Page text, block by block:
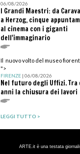
06/08/2026
I Grandi Maestri: da
a Herzog, cinque
al cinema con i giganti
dell'immaginario
Il nuovo volto del museo
">
FIRENZE| 06/08/2026
Nel futuro degli Uffizi. Tra
anni la chiusura dei lavori
LEGGI TUTTO >
ARTE.it è una testata